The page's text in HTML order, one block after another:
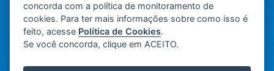
concorda com a política de monitoramento de
cookies. Para ter mais informações sobre como isso é
feito, acesse Política de Cookies.
Se você concorda, clique em ACEITO.